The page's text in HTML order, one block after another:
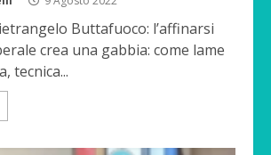
Buttafuoco: l’affinarsi
crea una gabbia: come lame
tecnica...